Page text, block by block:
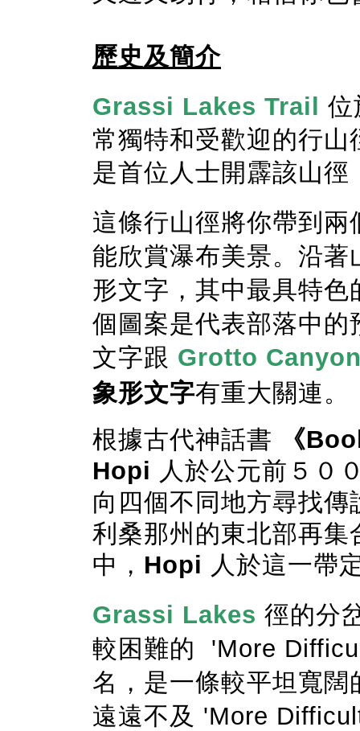
歷史及簡介
Grassi Lakes Trail
位
常獨特和受歡迎的行山
是首位人士開霹該山
這條行山徑將你帶到
能欣賞瀑布美景。沿
形文字，其中最具特
個圖案是代表部落中
文字跟 Grotto
象形文字有重大關連。
根據古代神話書
《
Hopi 人於公元前５０
向四個不同地方尋找
利桑那州的東北部再
中， Hopi 人於這一帶
Grassi Lakes 徑的分
較困難的 'More
名，是一條較平坦寬
遠遠不及 'More